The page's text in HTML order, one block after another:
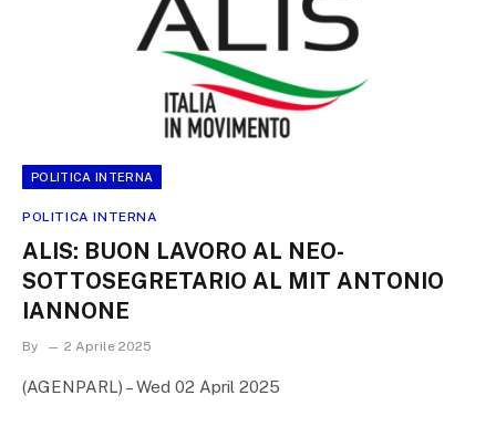
POLITICA INTERNA
POLITICA INTERNA
ALIS: BUON LAVORO AL NEO-
SOTTOSEGRETARIO AL MIT ANTONIO
IANNONE
By 2 Aprile 2025
(AGENPARL) – Wed 02 April 2025